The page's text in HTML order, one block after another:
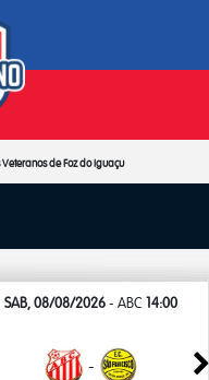
de Foz do Iguaçu
SAB, 08/08/2026 - ABC 14:00
-